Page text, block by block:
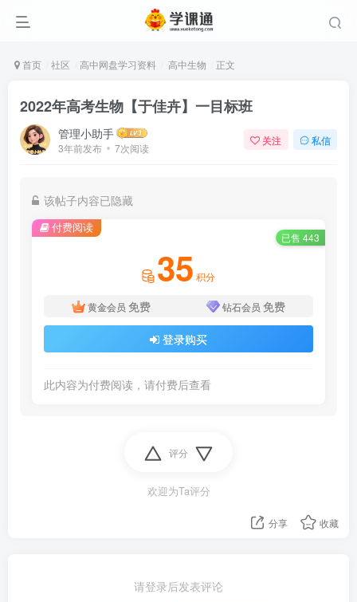
首页 社区 高中网盘学习资料 高中生物 正文
2022年高考生物【于佳卉】一目标班
管理小助手
3年前发布 7次阅读
关注 私信
该帖子内容已隐藏
付费阅读
已售 443
35 积分
黄金会员 免费 钻石会员 免费
登录购买
此内容为付费阅读，请付费后查看
评分
欢迎为Ta评分
分享 收藏
请登录后发表评论